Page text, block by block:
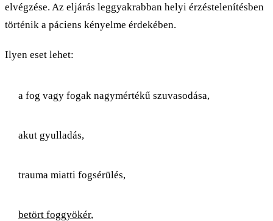
elvégzése. Az eljárás leggyakrabban helyi érzéstelenítésben
történik a páciens kényelme érdekében.
Ilyen eset lehet:
a fog vagy fogak nagymértékű szuvasodása,
akut gyulladás,
trauma miatti fogsérülés,
betört foggyökér,